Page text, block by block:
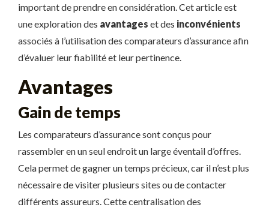
important de prendre en considération. Cet article est
une exploration des avantages et des inconvénients
associés à l’utilisation des comparateurs d’assurance afin
d’évaluer leur fiabilité et leur pertinence.
Avantages
Gain de temps
Les comparateurs d’assurance sont conçus pour
rassembler en un seul endroit un large éventail d’offres.
Cela permet de gagner un temps précieux, car il n’est plus
nécessaire de visiter plusieurs sites ou de contacter
différents assureurs. Cette centralisation des